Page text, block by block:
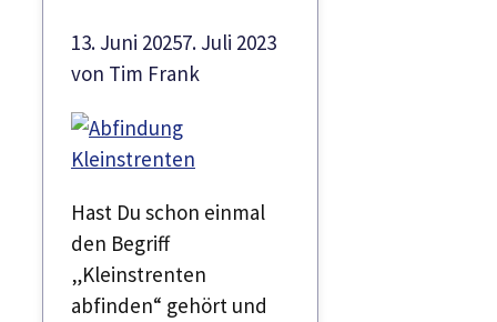
13. Juni 20257. Juli 2023
von Tim Frank
Hast Du schon einmal
den Begriff
„Kleinstrenten
abfinden“ gehört und